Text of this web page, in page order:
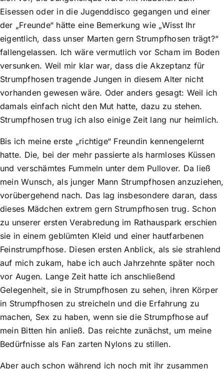
Eisessen oder in die Jugenddisco gegangen und einer
der „Freunde“ hätte eine Bemerkung wie „Wisst Ihr
eigentlich, dass unser Marten gern Strumpfhosen trägt?“
fallengelassen. Ich wäre vermutlich vor Scham im Boden
versunken. Weil mir klar war, dass die Akzeptanz für
Strumpfhosen tragende Jungen in diesem Alter nicht
vorhanden gewesen wäre. Oder anders gesagt: Weil ich
damals einfach nicht den Mut hatte, dazu zu stehen.
Strumpfhosen trug ich also einige Zeit lang nur heimlich.
Bis ich meine erste „richtige“ Freundin kennengelernt
hatte. Die, bei der mehr passierte als harmloses Küssen
und verschämtes Fummeln unter dem Pullover. Da ließ
mein Wunsch, als junger Mann Strumpfhosen anzuziehen,
vor­übergehend nach. Das lag insbesondere daran, dass
dieses Mädchen extrem gern Strumpfhosen trug. Schon
zu unserer ersten Verabredung im Rathauspark erschien
sie in einem geblümten Kleid und einer hautfarbenen
Feinstrumpfhose. Diesen ersten Anblick, als sie strahlend
auf mich zukam, habe ich auch Jahrzehnte später noch
vor Augen. Lange Zeit hatte ich anschließend
Gelegenheit, sie in Strumpfhosen zu sehen, ihren Körper
in Strumpfhosen zu streicheln und die Erfahrung zu
machen, Sex zu haben, wenn sie die Strumpfhose auf
mein Bitten hin anließ. Das reichte zunächst, um meine
Bedürfnisse als Fan zarten Nylons zu stillen.
Aber auch schon während ich noch mit ihr zusammen